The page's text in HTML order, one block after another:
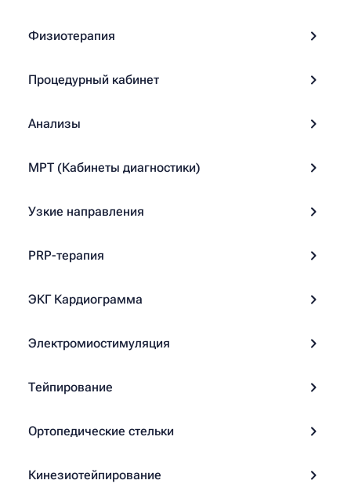
Физиотерапия
Процедурный кабинет
Анализы
МРТ (Кабинеты диагностики)
Узкие направления
PRP-терапия
ЭКГ Кардиограмма
Электромиостимуляция
Тейпирование
Ортопедические стельки
Кинезиотейпирование